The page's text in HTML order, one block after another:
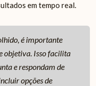
em tempo real.
é importante
objetiva. Isso facilita
e respondam de
opções de